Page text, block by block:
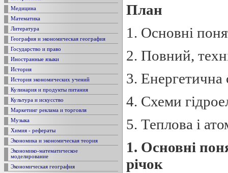
Медицина
Математика
Литература
География и экономическая география
Государство и право
Иностранные языки
История
История экономических учений
Кулинария и продукты питания
Культура и искусство
Маркетинг реклама и торговля
Музыка
Химия - рефераты
Экономика и экономическая теория
Экономико-математическое
моделирование
Экономическая география
План
1. Основні
2. Повний,
3. Енергетична
4. Схеми
5. Теплова і
1. Основні
річок